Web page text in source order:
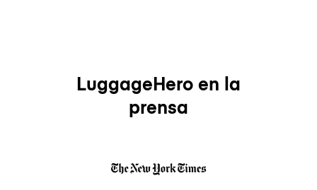
LuggageHero en la
prensa